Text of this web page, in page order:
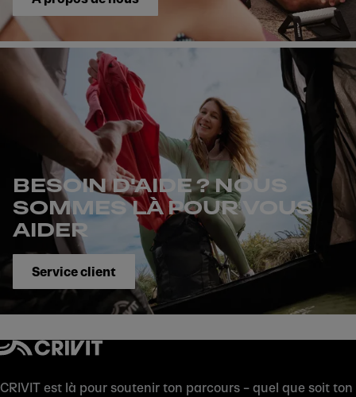
BESOIN D'AIDE ? NOUS
SOMMES LÀ POUR VOUS
AIDER
Service client
CRIVIT est là pour soutenir ton parcours – quel que soit ton